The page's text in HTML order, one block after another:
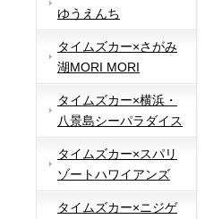
ゆうえんち
タイムズカー×さがみ
湖MORI MORI
タイムズカー×横浜・
八景島シーパラダイス
タイムズカー×スパリ
ゾートハワイアンズ
タイムズカー×ニジゲ